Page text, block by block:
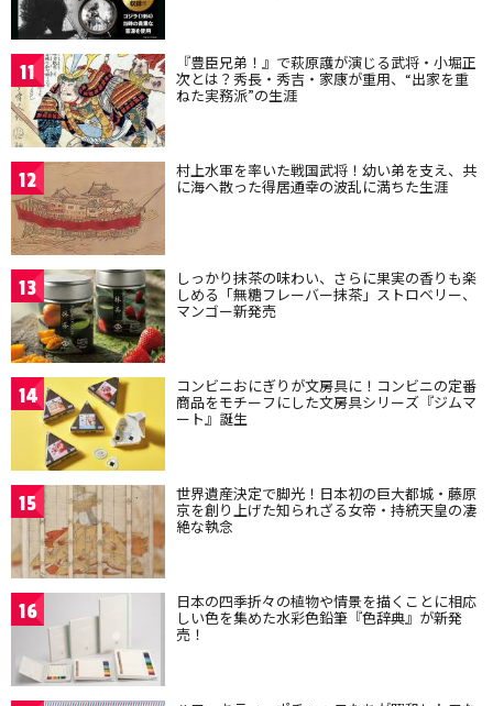
11 『豊臣兄弟！』で萩原護が演じる武将・小堀正
次とは？秀長・秀吉・家康が重用、“出家を重
ねた実務派”の生涯
12 村上水軍を率いた戦国武将！幼い弟を支え、共
に海へ散った得居通幸の波乱に満ちた生涯
13 しっかり抹茶の味わい、さらに果実の香りも楽
しめる「無糖フレーバー抹茶」ストロベリー、
マンゴー新発売
14 コンビニおにぎりが文房具に！コンビニの定番
商品をモチーフにした文房具シリーズ『ジムマ
ート』誕生
15 世界遺産決定で脚光！日本初の巨大都城・藤原
京を創り上げた知られざる女帝・持統天皇の凄
絶な執念
16 日本の四季折々の植物や情景を描くことに相応
しい色を集めた水彩色鉛筆『色辞典』が新発
売！